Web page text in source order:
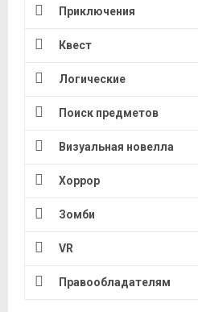
Приключения
Квест
Логические
Поиск предметов
Визуальная новелла
Хоррор
Зомби
VR
Правообладателям